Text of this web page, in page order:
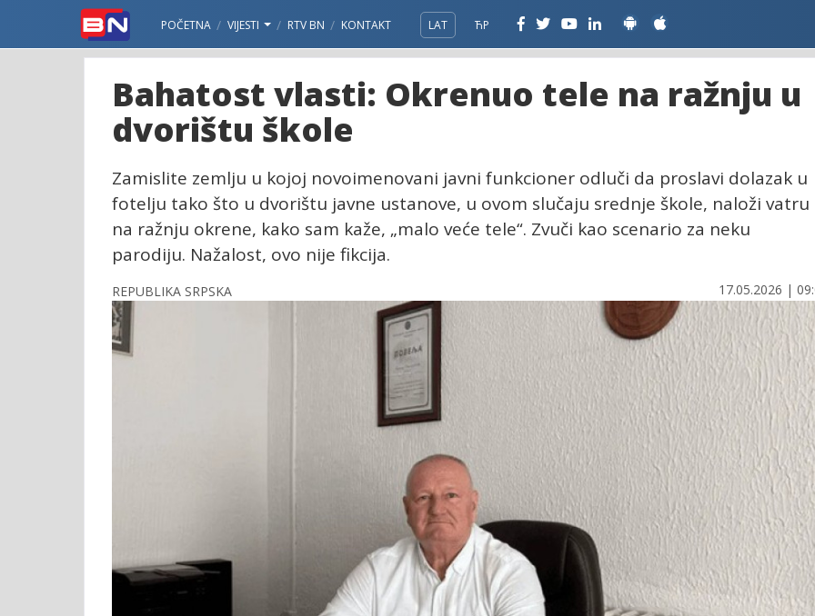
POČETNA VIJESTI RTV BN KONTAKT LAT ЋР
Bahatost vlasti: Okrenuo tele na ražnju u
dvorištu škole
Zamislite zemlju u kojoj novoimenovani javni funkcioner odluči da proslavi dolazak u
fotelju tako što u dvorištu javne ustanove, u ovom slučaju srednje škole, naloži vatru
na ražnju okrene, kako sam kaže, „malo veće tele“. Zvuči kao scenario za neku
parodiju. Nažalost, ovo nije fikcija.
REPUBLIKA SRPSKA 17.05.2026 |